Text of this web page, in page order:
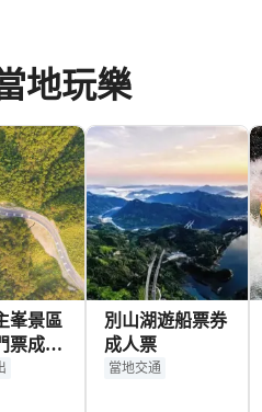
地玩樂
峯景區
票成人
別山湖遊船票券
成人票
當地交通